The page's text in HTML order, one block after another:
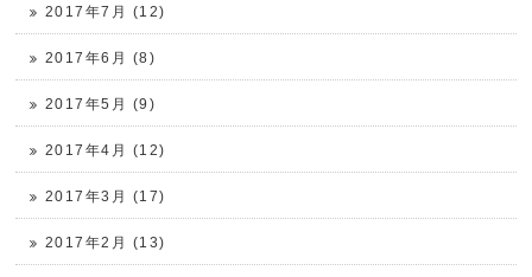
2017年7月 (12)
2017年6月 (8)
2017年5月 (9)
2017年4月 (12)
2017年3月 (17)
2017年2月 (13)